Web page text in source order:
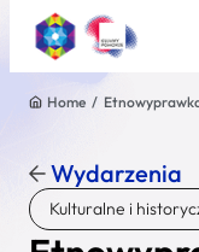
Znajdź
Nazwa atrakcji
Home /
Wydarzenia
Kulturalne i